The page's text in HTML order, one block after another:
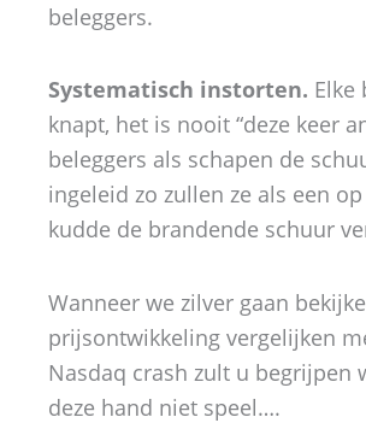
beleggers.
Systematisch instorten. Elke
knapt, het is nooit “deze keer
beleggers als schapen de
ingeleid zo zullen ze als een
kudde de brandende schuur
Wanneer we zilver gaan
prijsontwikkeling vergelijken
Nasdaq crash zult u begrijpen
deze hand niet speel….